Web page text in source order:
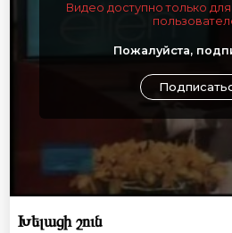
Видео доступно только
Пожалуйста,
Խելացի շուն